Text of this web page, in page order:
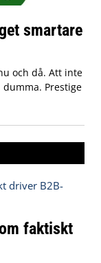
smartare
och då. Att inte
Prestige
faktiskt